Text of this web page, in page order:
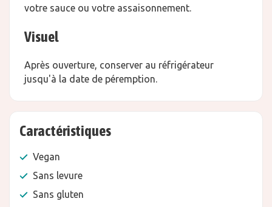
votre sauce ou votre assaisonnement.
Visuel
Après ouverture, conserver au réfrigérateur
jusqu'à la date de péremption.
Caractéristiques
Vegan
Sans levure
Sans gluten